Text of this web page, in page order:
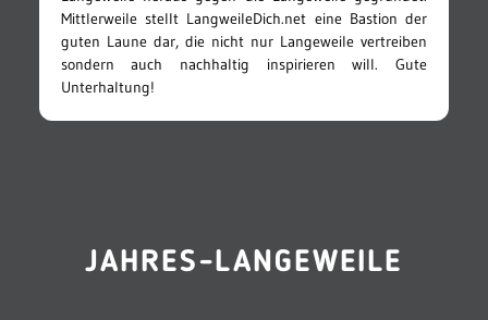
Mittlerweile stellt LangweileDich.net eine Bastion der
guten Laune dar, die nicht nur Langeweile vertreiben
sondern auch nachhaltig inspirieren will. Gute
Unterhaltung!
JAHRES-LANGEWEILE